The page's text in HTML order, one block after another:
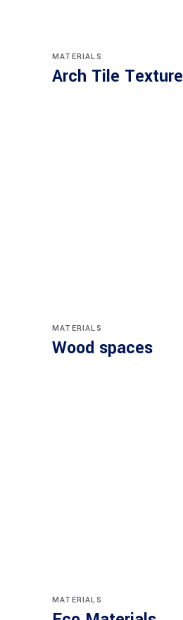
MATERIALS
Arch Tile Texture
MATERIALS
Wood spaces
MATERIALS